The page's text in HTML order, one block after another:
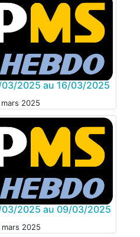
03/2025 au 16/03/2025
2025
2025 au 09/03/2025
mars 2025